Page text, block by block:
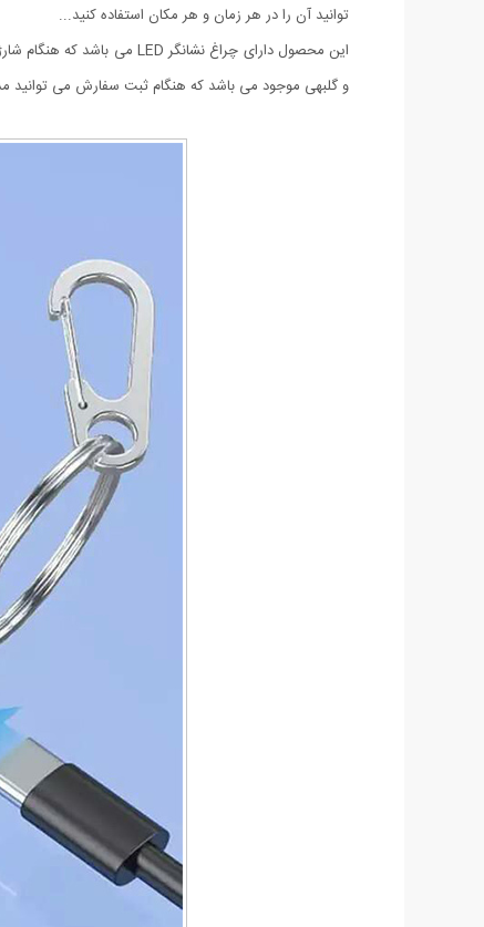
توانید آن را در هر زمان و هر مکان استفاده کنید...
و گلبهی موجود می باشد که هنگام ثبت سفارش می توانید